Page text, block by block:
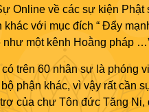
Online về các sự kiện Phật
với mục đích “ Đẩy
như một kênh Hoằng pháp
trên 60 nhân sự là phóng
phận khác, vì vậy rất cần
của chư Tôn đức Tăng Ni,